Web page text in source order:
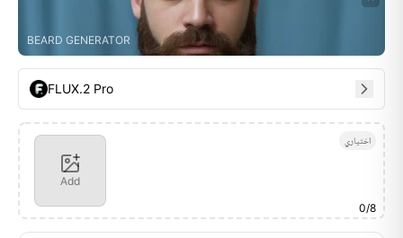
BEARD GENERATOR
FLUX.2 Pro
اختياري
Add
0/8